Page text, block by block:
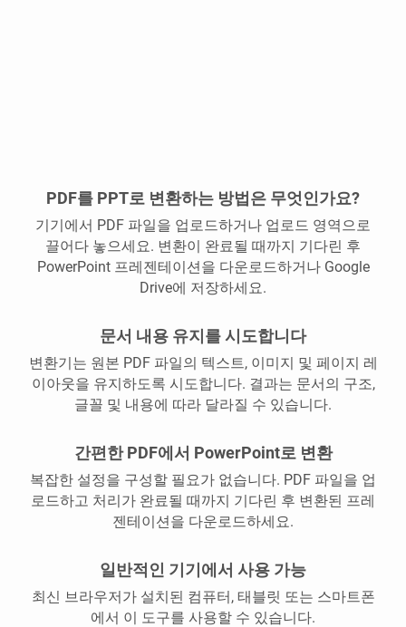
PDF를 PPT로 변환하는 방법은 무엇인가요?
기기에서 PDF 파일을 업로드하거나 업로드 영역으로
끌어다 놓으세요. 변환이 완료될 때까지 기다린 후
PowerPoint 프레젠테이션을 다운로드하거나 Google
Drive에 저장하세요.
문서 내용 유지를 시도합니다
변환기는 원본 PDF 파일의 텍스트, 이미지 및 페이지 레
이아웃을 유지하도록 시도합니다. 결과는 문서의 구조,
글꼴 및 내용에 따라 달라질 수 있습니다.
간편한 PDF에서 PowerPoint로 변환
복잡한 설정을 구성할 필요가 없습니다. PDF 파일을 업
로드하고 처리가 완료될 때까지 기다린 후 변환된 프레
젠테이션을 다운로드하세요.
일반적인 기기에서 사용 가능
최신 브라우저가 설치된 컴퓨터, 태블릿 또는 스마트폰
에서 이 도구를 사용할 수 있습니다.